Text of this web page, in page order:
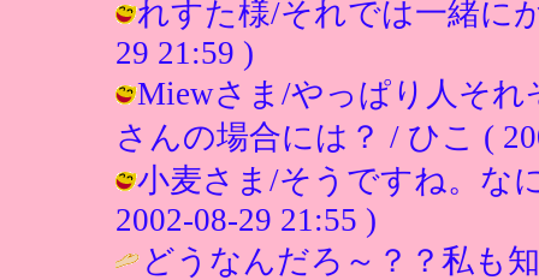
れすた様/それでは一緒に
29 21:59 )
Miewさま/やっぱり人そ
さんの場合には？ / ひこ (
小麦さま/そうですね。な
2002-08-29 21:55 )
どうなんだろ～？？私も